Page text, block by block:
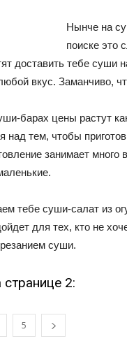
Нынче на
поиске это
доставить тебе суши
вкус. Заманчиво,
барах цены растут
над тем, чтобы
занимает
тебе суши-салат из
для тех, кто не
суши.
2:
5